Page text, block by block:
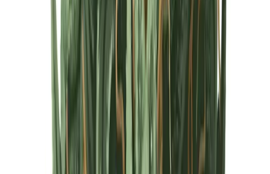
Cannabis Extrakte